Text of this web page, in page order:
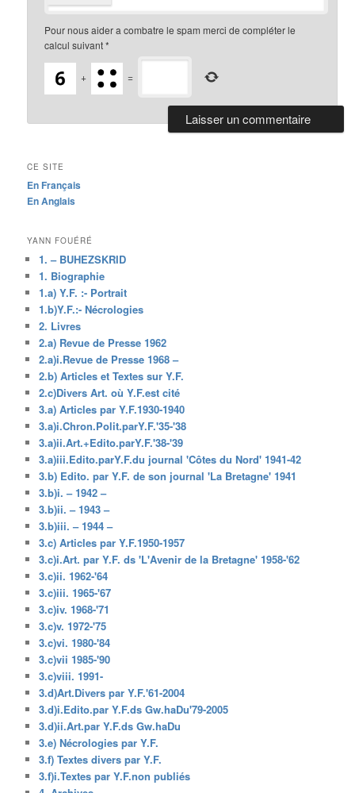
Pour nous aider a combatre le spam merci de compléter le
calcul suivant*
+ =
CE SITE
En Français
En Anglais
YANN FOUÉRÉ
1. – BUHEZSKRID
1. Biographie
1.a) Y.F. :- Portrait
1.b)Y.F.:- Nécrologies
2. Livres
2.a) Revue de Presse 1962
2.a)i.Revue de Presse 1968 –
2.b) Articles et Textes sur Y.F.
2.c)Divers Art. où Y.F.est cité
3.a) Articles par Y.F.1930-1940
3.a)i.Chron.Polit.parY.F.'35-'38
3.a)ii.Art.+Edito.parY.F.'38-'39
3.a)iii.Edito.parY.F.du journal 'Côtes du Nord' 1941-42
3.b) Edito. par Y.F. de son journal 'La Bretagne' 1941
3.b)i. – 1942 –
3.b)ii. – 1943 –
3.b)iii. – 1944 –
3.c) Articles par Y.F.1950-1957
3.c)i.Art. par Y.F. ds 'L'Avenir de la Bretagne' 1958-'62
3.c)ii. 1962-'64
3.c)iii. 1965-'67
3.c)iv. 1968-'71
3.c)v. 1972-'75
3.c)vi. 1980-'84
3.c)vii 1985-'90
3.c)viii. 1991-
3.d)Art.Divers par Y.F.'61-2004
3.d)i.Edito.par Y.F.ds Gw.haDu'79-2005
3.d)ii.Art.par Y.F.ds Gw.haDu
3.e) Nécrologies par Y.F.
3.f) Textes divers par Y.F.
3.f)i.Textes par Y.F.non publiés